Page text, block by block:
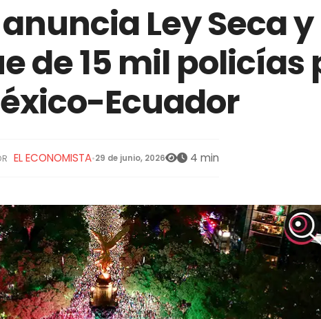
Ley Seca y
de 15 mil policías
Ecuador
EL ECONOMISTA•29 de junio, 2026 4 min